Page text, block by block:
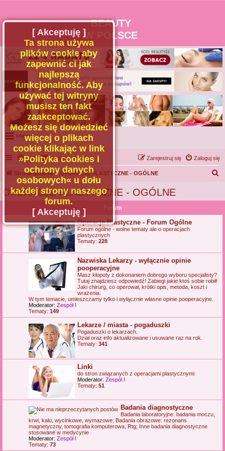
BEAUTY
W POLSCE
Menu
Portal
Facebook
Regulamin
Zapytaj administratora
Kontakt
FAQ Kontakt z nami Zaloguj się
Zarejestruj się
Strona główna OPERACJE PLASTYCZNE - OGÓLNE
OPERACJE PLASTYCZNE - OGÓLNE
Forum
Operacje Plastyczne - Forum Ogólne
Forum ogólne - wolne tematy ale o operacjach
plastycznych
Tematy: 228
Nazwiska Lekarzy - wyłącznie opinie
pooperacyjne
Masz kłopoty z dokonaniem dobrego wyboru specjalisty?
Tutaj znajdziesz odpowiedź! Zabiegi jakie ktoś sobie robił!
Jaki chirurg, co operował, krótki opis, metoda, koszt i
wrażenia.
W tym temacie, umieszczamy tylko i wyłącznie własne opinie pooperacyjne.
Moderator: Zespół I
Tematy: 149
Lekarze / miasta - pogaduszki
Pogaduszki o lekarzach.
Dział oraz info aktualizowane i usuwane raz na rok.
Tematy: 341
Linki
do stron związanych z operacjami plastycznymi
Moderator: Zespół I
Tematy: 51
Badania diagnostyczne
Badania laboratoryjne: badania moczu,
krwi, kalu, wycinkowe, wymazowe; Badania obrazowe: rezonans
magnetyczny, tomografia komputerowa, Rtg; Inne badania diagnostyczne
stosowane w medycynie
Moderator: Zespół I
Tematy: 73
[ Akceptuję ]
Ta strona używa
plików cookie aby
zapewnić ci jak
najlepszą
funkcjonalność. Aby
używać tej witryny
musisz ten fakt
zaakceptować.
Możesz się dowiedzieć
więcej o plikach
cookie klikając w link
»Polityka cookies i
ochrony danych
osobowych« u dołu
każdej strony naszego
forum.
[ Akceptuję ]